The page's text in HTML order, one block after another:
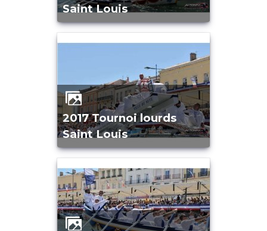
Saint Louis
2017 Tournoi lourds
Saint Louis